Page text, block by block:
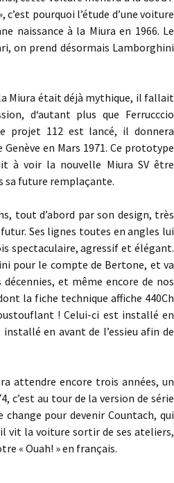
pourquoi l’étude d’une voiture
naissance à la Miura en 1966. Le
on prend désormais Lamborghini
était déjà mythique, il fallait
d‘autant plus que Ferrucccio
projet 112 est lancé, il donnera
en Mars 1971. Ce prototype
à voir la nouvelle Miura SV être
sa future remplaçante.
d’abord par son design, très
Ses lignes toutes en angles lui
spectaculaire, agressif et élégant.
pour le compte de Bertone, et va
et même encore de nos
la fiche technique affiche 440Ch
! Celui-ci est installé en
en avant de l’essieu afin de
encore trois années, un
c’est au tour de la version de série
change pour devenir Countach, qui
vit la voiture sortir de ses ateliers,
« Ouah! » en français.